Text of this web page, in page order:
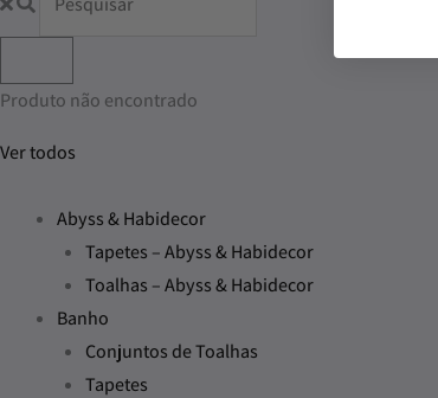
Produto não encontrado
Ver todos
Abyss & Habidecor
Tapetes – Abyss & Habidecor
Toalhas – Abyss & Habidecor
Banho
Conjuntos de Toalhas
Tapetes